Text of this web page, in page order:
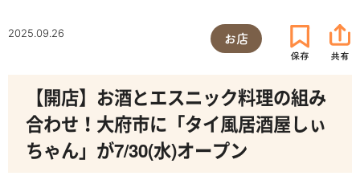
2025.09.26 お店
【開店】お酒とエスニック料理の組み
合わせ！大府市に「タイ風居酒屋しぃ
ちゃん」が7/30(水)オープン